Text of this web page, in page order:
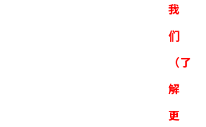
我
们
（了
解
更